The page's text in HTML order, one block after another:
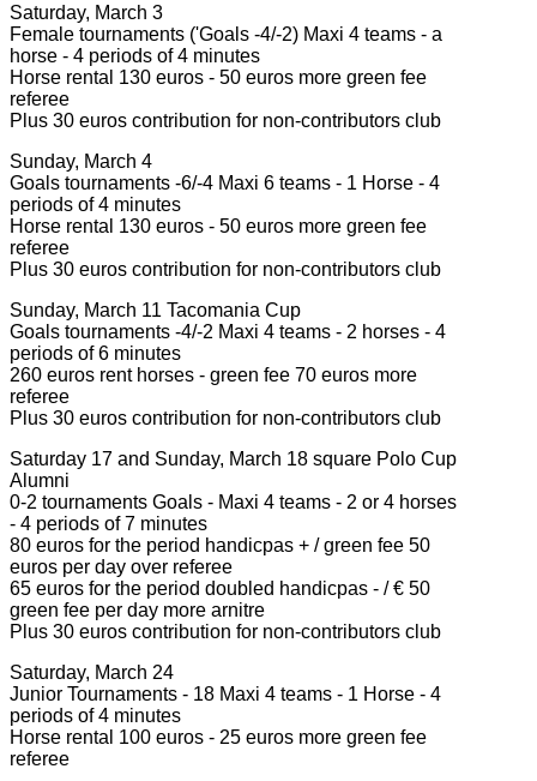
Saturday, March 3
Female tournaments ('Goals -4/-2) Maxi 4 teams - a
horse - 4 periods of 4 minutes
Horse rental 130 euros - 50 euros more green fee
referee
Plus 30 euros contribution for non-contributors club
Sunday, March 4
Goals tournaments -6/-4 Maxi 6 teams - 1 Horse - 4
periods of 4 minutes
Horse rental 130 euros - 50 euros more green fee
referee
Plus 30 euros contribution for non-contributors club
Sunday, March 11 Tacomania Cup
Goals tournaments -4/-2 Maxi 4 teams - 2 horses - 4
periods of 6 minutes
260 euros rent horses - green fee 70 euros more
referee
Plus 30 euros contribution for non-contributors club
Saturday 17 and Sunday, March 18 square Polo Cup
Alumni
0-2 tournaments Goals - Maxi 4 teams - 2 or 4 horses
- 4 periods of 7 minutes
80 euros for the period handicpas + / green fee 50
euros per day over referee
65 euros for the period doubled handicpas - / € 50
green fee per day more arnitre
Plus 30 euros contribution for non-contributors club
Saturday, March 24
Junior Tournaments - 18 Maxi 4 teams - 1 Horse - 4
periods of 4 minutes
Horse rental 100 euros - 25 euros more green fee
referee